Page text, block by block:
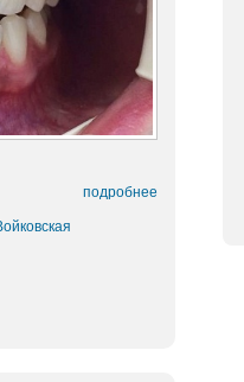
подробнее